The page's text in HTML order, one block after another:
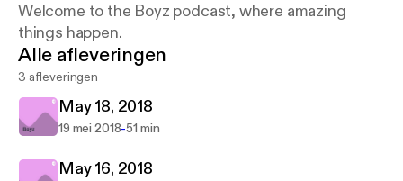
Welcome to the Boyz podcast, where amazing
things happen.
Alle afleveringen
3 afleveringen
May 18, 2018
19 mei 2018-51 min
May 16, 2018